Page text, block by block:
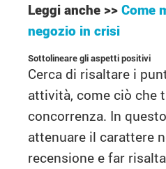
Leggi anche >> Come
negozio in crisi
Sottolineare gli aspetti positivi
Cerca di risaltare i
attività, come ciò che
concorrenza. In
attenuare il carattere
recensione e far